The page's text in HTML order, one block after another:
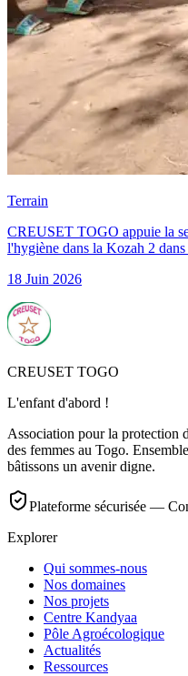
Terrain
CREUSET TOGO appuie la
l'hygiène dans la Kozah 2
18 Juin 2026
CREUSET TOGO
L'enfant d'abord !
Association pour la protection
des femmes au Togo.
bâtissons un avenir digne.
Plateforme sécurisée —
Explorer
Qui sommes-nous
Nos domaines
Nos projets
Centre Kandyaa
Pôle Agroécologique
Actualités
Ressources